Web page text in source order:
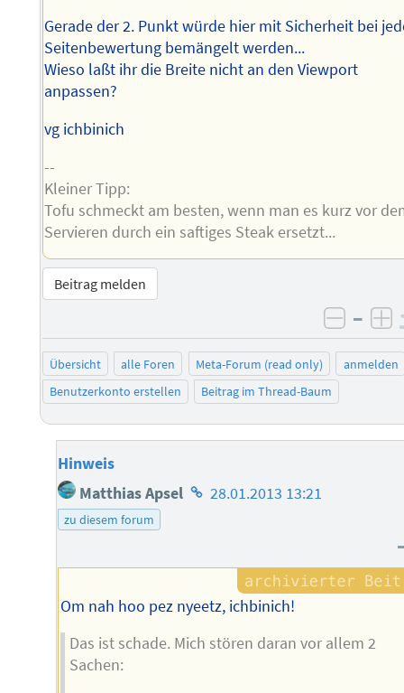
Gerade der 2. Punkt würde hier mit Sicherheit bei
Seitenbewertung bemängelt werden...
Wieso laßt ihr die Breite nicht an den Viewport
anpassen?
vg ichbinich
--
Kleiner Tipp:
Tofu schmeckt am besten, wenn man es kurz vor
Servieren durch ein saftiges Steak ersetzt...
Beitrag melden
–
Übersicht alle Foren Meta-Forum (read only)
anmelden
Benutzerkonto erstellen
Beitrag im Thread-Baum
Hinweis
Matthias Apsel Homepage
28.01.2013 13:21
zu diesem forum
Om nah hoo pez nyeetz, ichbinich!
Das ist schade. Mich stören daran vor allem 2
Sachen: